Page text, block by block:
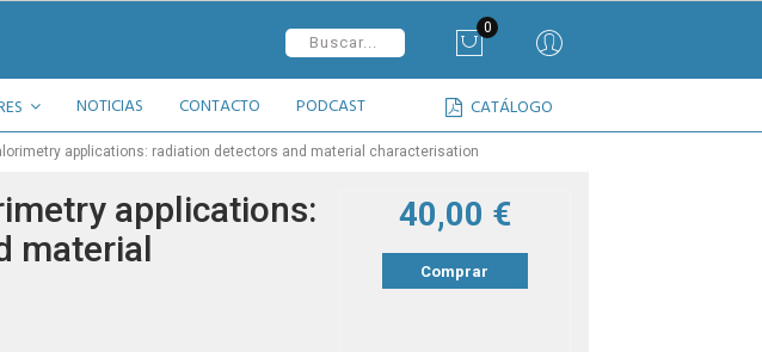
0
CATÁLOGO
NOTICIAS CONTACTO PODCAST
applications: radiation detectors and material characterisation
applications:
material
40,00 €
Comprar